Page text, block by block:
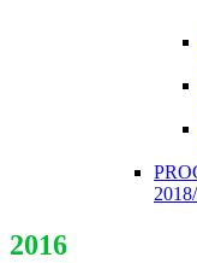
2016